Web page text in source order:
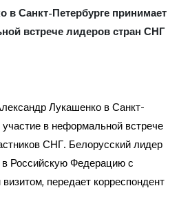
в Санкт-Петербурге принимает
встрече лидеров стран СНГ
Лукашенко в Санкт-
в неформальной встрече
СНГ. Белорусский лидер
Российскую Федерацию с
передает корреспондент